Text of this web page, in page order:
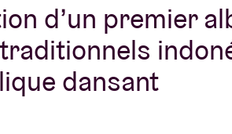
d’un premier
dansant